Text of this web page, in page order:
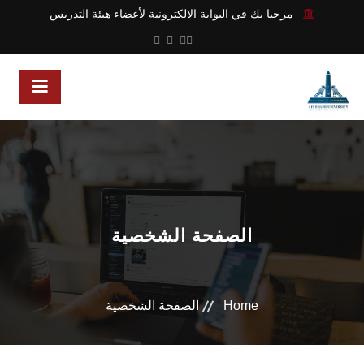
مرحبا بك في البوابة الالكترونية لأعضاء هيئة التدريس
الصفحة الشخصية
Home الصفحة الشخصية